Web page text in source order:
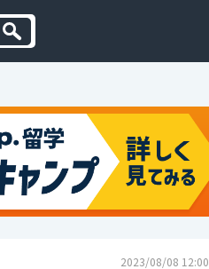
2023/08/08 12:00